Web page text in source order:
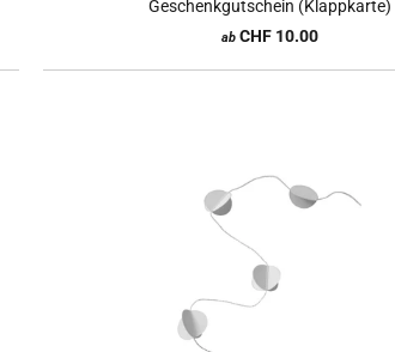
Geschenkgutschein (Klappkarte)
ab CHF 10.00